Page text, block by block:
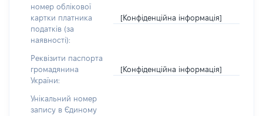
номер облікової
картки платника
податків (за
наявності):
[Конфіденційна інформація]
Реквізити паспорта
громадянина
України:
[Конфіденційна інформація]
Унікальний номер
запису в Єдиному